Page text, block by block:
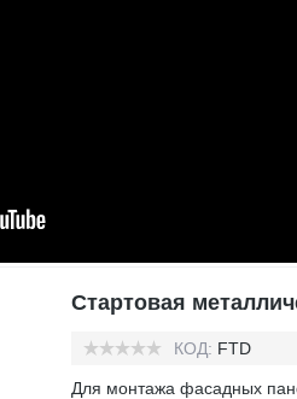
Стартовая
КОД: FTD
Для монтажа фасадных